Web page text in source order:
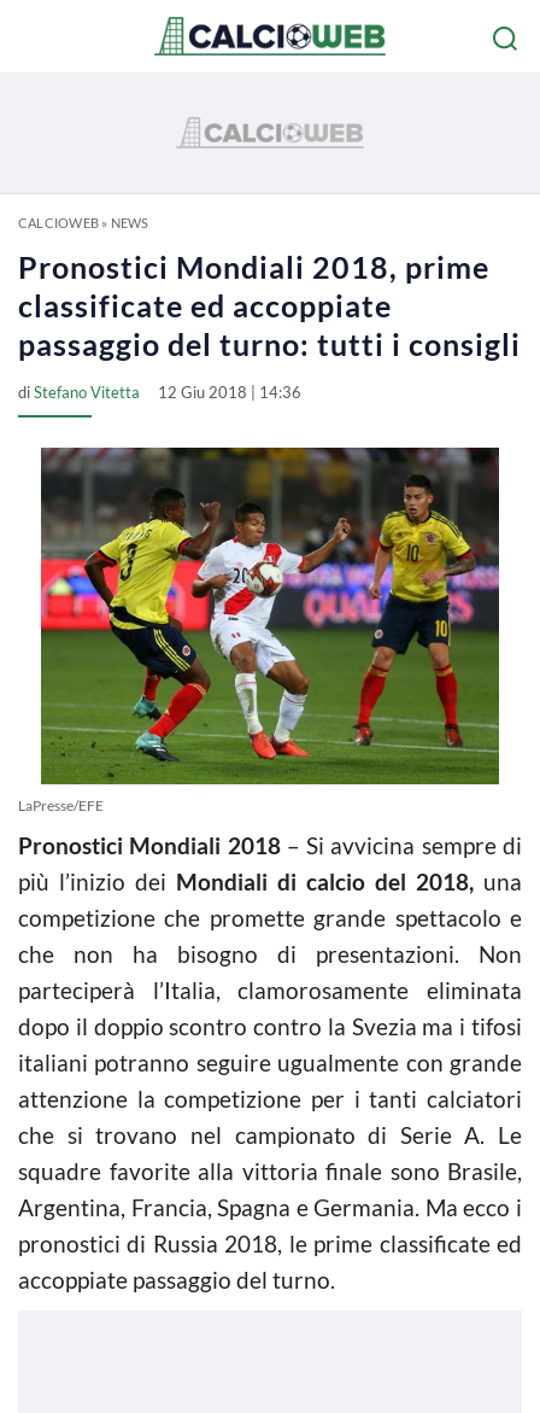
CALCIOWEB» NEWS
Pronostici Mondiali 2018, prime
classificate ed accoppiate
passaggio del turno: tutti i consigli
diStefano Vitetta 12 Giu 2018 | 14:36
LaPresse/EFE
Pronostici Mondiali 2018– Si avvicina sempre di
più l’inizio dei Mondiali di calcio del 2018, una
competizione che promette grande spettacolo e
che non ha bisogno di presentazioni. Non
parteciperà l’Italia, clamorosamente eliminata
dopo il doppio scontro contro la Svezia ma i tifosi
italiani potranno seguire ugualmente con grande
attenzione la competizione per i tanti calciatori
che si trovano nel campionato di Serie A. Le
squadre favorite alla vittoria finale sono Brasile,
Argentina, Francia, Spagna e Germania. Ma ecco i
pronostici di Russia 2018, le prime classificate ed
accoppiate passaggio del turno.